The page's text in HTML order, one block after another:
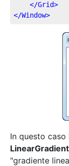
</Grid>
</Window>
In questo
"gradiente